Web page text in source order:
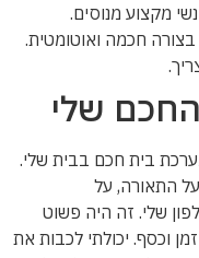
מקצוע מנוסים.
חכמה ואוטומטית.
שלי
בית חכם בבית שלי.
על התאורה, על
שלי. זה היה פשוט
וכסף. יכולתי לכבות את